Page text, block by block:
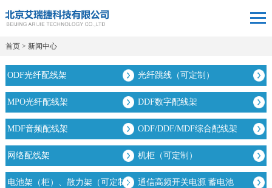
首页> 新闻中心
ODF光纤配线架 光纤跳线（可定制）
MPO光纤配线架 DDF数字配线架
MDF音频配线架 ODF/DDF/MDF综合配线架
网络配线架 机柜（可定制）
电池架（柜）、散力架（可定制） 通信高频开关电源 蓄电池